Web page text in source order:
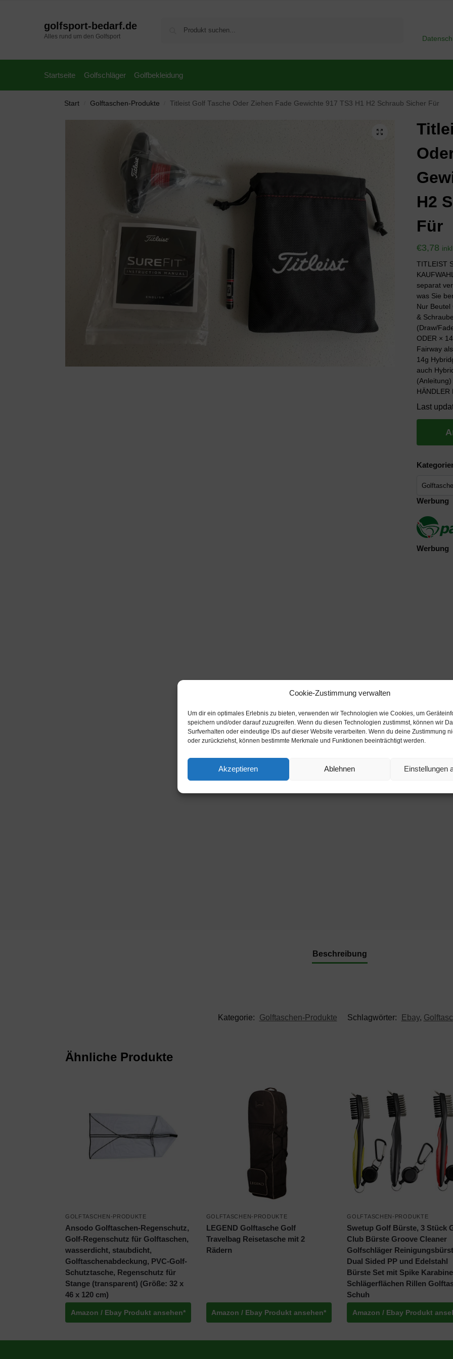
Cookie-Zustimmung verwalten
Um dir ein optimales Erlebnis zu bieten, verwenden wir Technologien wie Cookies, um
speichern und/oder darauf zuzugreifen. Wenn du diesen Technologien zustimmst, können wir
Surfverhalten oder eindeutige IDs auf dieser Website verarbeiten. Wenn du deine Zustimmung
oder zurückziehst, können bestimmte Merkmale und Funktionen beeinträchtigt werden.
Akzeptieren Ablehnen Einstellungen
golfsport-bedarf.de
Alles rund um den Golfsport
Startseite Golfschläger Golfbekleidung
Start Golftaschen-Produkte Titleist Golf Tasche Oder Ziehen Fade Gewichte 917 TS3 H1 H2 Schraub Sicher Für
H2
Für
€3,78
TITLEIST
separat
was Sie
Nur Beutel
&
(Draw/
ODER ×
Fairway
14g
auch
HÄNDLER
Last
Werbung
Werbung
Werbung
Werbung
Beschreibung
Kategorie: Golftaschen-Produkte Schlagwörter: Ebay,
Ähnliche Produkte
GOLFTASCHEN-PRODUKTE
Ansodo Golftaschen-Regenschutz,
Golf-Regenschutz für Golftaschen,
wasserdicht, staubdicht,
Golftaschenabdeckung, PVC-Golf-
Schutztasche, Regenschutz für
Stange (transparent) (Größe: 32 x
46 x 120 cm)
Amazon / Ebay Produkt ansehen*
GOLFTASCHEN-PRODUKTE
LEGEND Golftasche Golf
Travelbag Reisetasche mit 2
Rädern
Amazon / Ebay Produkt ansehen*
GOLFTASCHEN-PRODUKTE
Swetup Golf Bürste, 3 Stück
Club Bürste Groove Cleaner
Golfschläger
Dual Sided PP und Edelstahl
Bürste Set mit Spike
Schlägerflächen Rillen
Schuh
Amazon / Ebay Produkt